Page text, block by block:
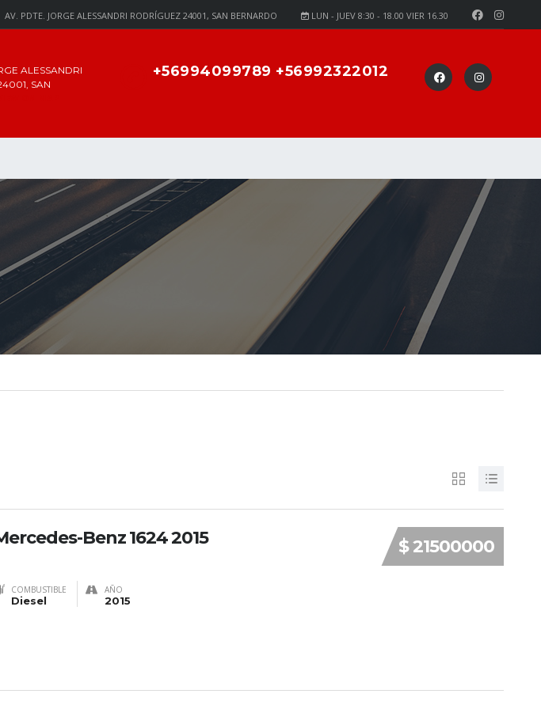
LUN - JUEV 8:30 - 18.00 VIER 16.30
AV. PDTE. JORGE ALESSANDRI RODRÍGUEZ 24001, SAN BERNARDO
+56994099789 +56992322012
ALESSANDRI
SAN
$ 21500000
Benz 1624 2015
COMBUSTIBLE
Diesel
AÑO
2015